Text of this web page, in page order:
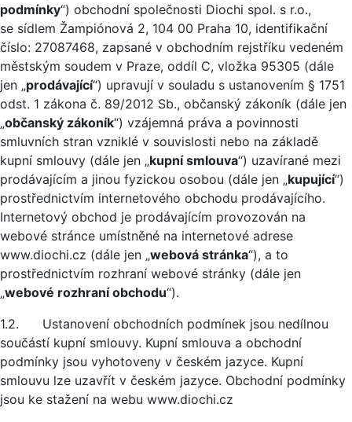
podmínky“) obchodní společnosti Diochi spol. s r.o.,
se sídlem Žampiónová 2, 104 00 Praha 10, identifikační
číslo: 27087468, zapsané v obchodním rejstříku vedeném
městským soudem v Praze, oddíl C, vložka 95305 (dále
jen „prodávající“) upravují v souladu s ustanovením § 1751
odst. 1 zákona č. 89/2012 Sb., občanský zákoník (dále jen
„občanský zákoník“) vzájemná práva a povinnosti
smluvních stran vzniklé v souvislosti nebo na základě
kupní smlouvy (dále jen „kupní smlouva“) uzavírané mezi
prodávajícím a jinou fyzickou osobou (dále jen „kupující“)
prostřednictvím internetového obchodu prodávajícího.
Internetový obchod je prodávajícím provozován na
webové stránce umístněné na internetové adrese
www.diochi.cz (dále jen „webová stránka“), a to
prostřednictvím rozhraní webové stránky (dále jen
„webové rozhraní obchodu“).
1.2. Ustanovení obchodních podmínek jsou nedílnou
součástí kupní smlouvy. Kupní smlouva a obchodní
podmínky jsou vyhotoveny v českém jazyce. Kupní
smlouvu lze uzavřít v českém jazyce. Obchodní podmínky
jsou ke stažení na webu www.diochi.cz